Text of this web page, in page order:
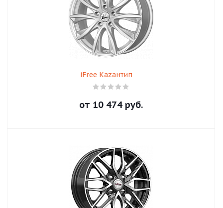
iFree Кazaнтип
от 10 474 руб.